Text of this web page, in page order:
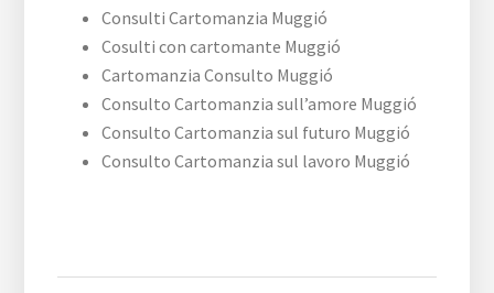
Consulti Cartomanzia Muggió
Cosulti con cartomante Muggió
Cartomanzia Consulto Muggió
Consulto Cartomanzia sull’amore Muggió
Consulto Cartomanzia sul futuro Muggió
Consulto Cartomanzia sul lavoro Muggió